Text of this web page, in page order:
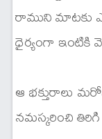
రాముని మాటకు
ధైర్యంగా ఇంటికి
ఆ భక్తురాలు
నమస్కరించి తిరిగి